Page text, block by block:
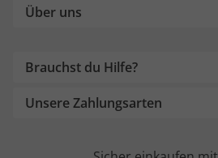
Über uns
Brauchst du Hilfe?
Unsere Zahlungsarten